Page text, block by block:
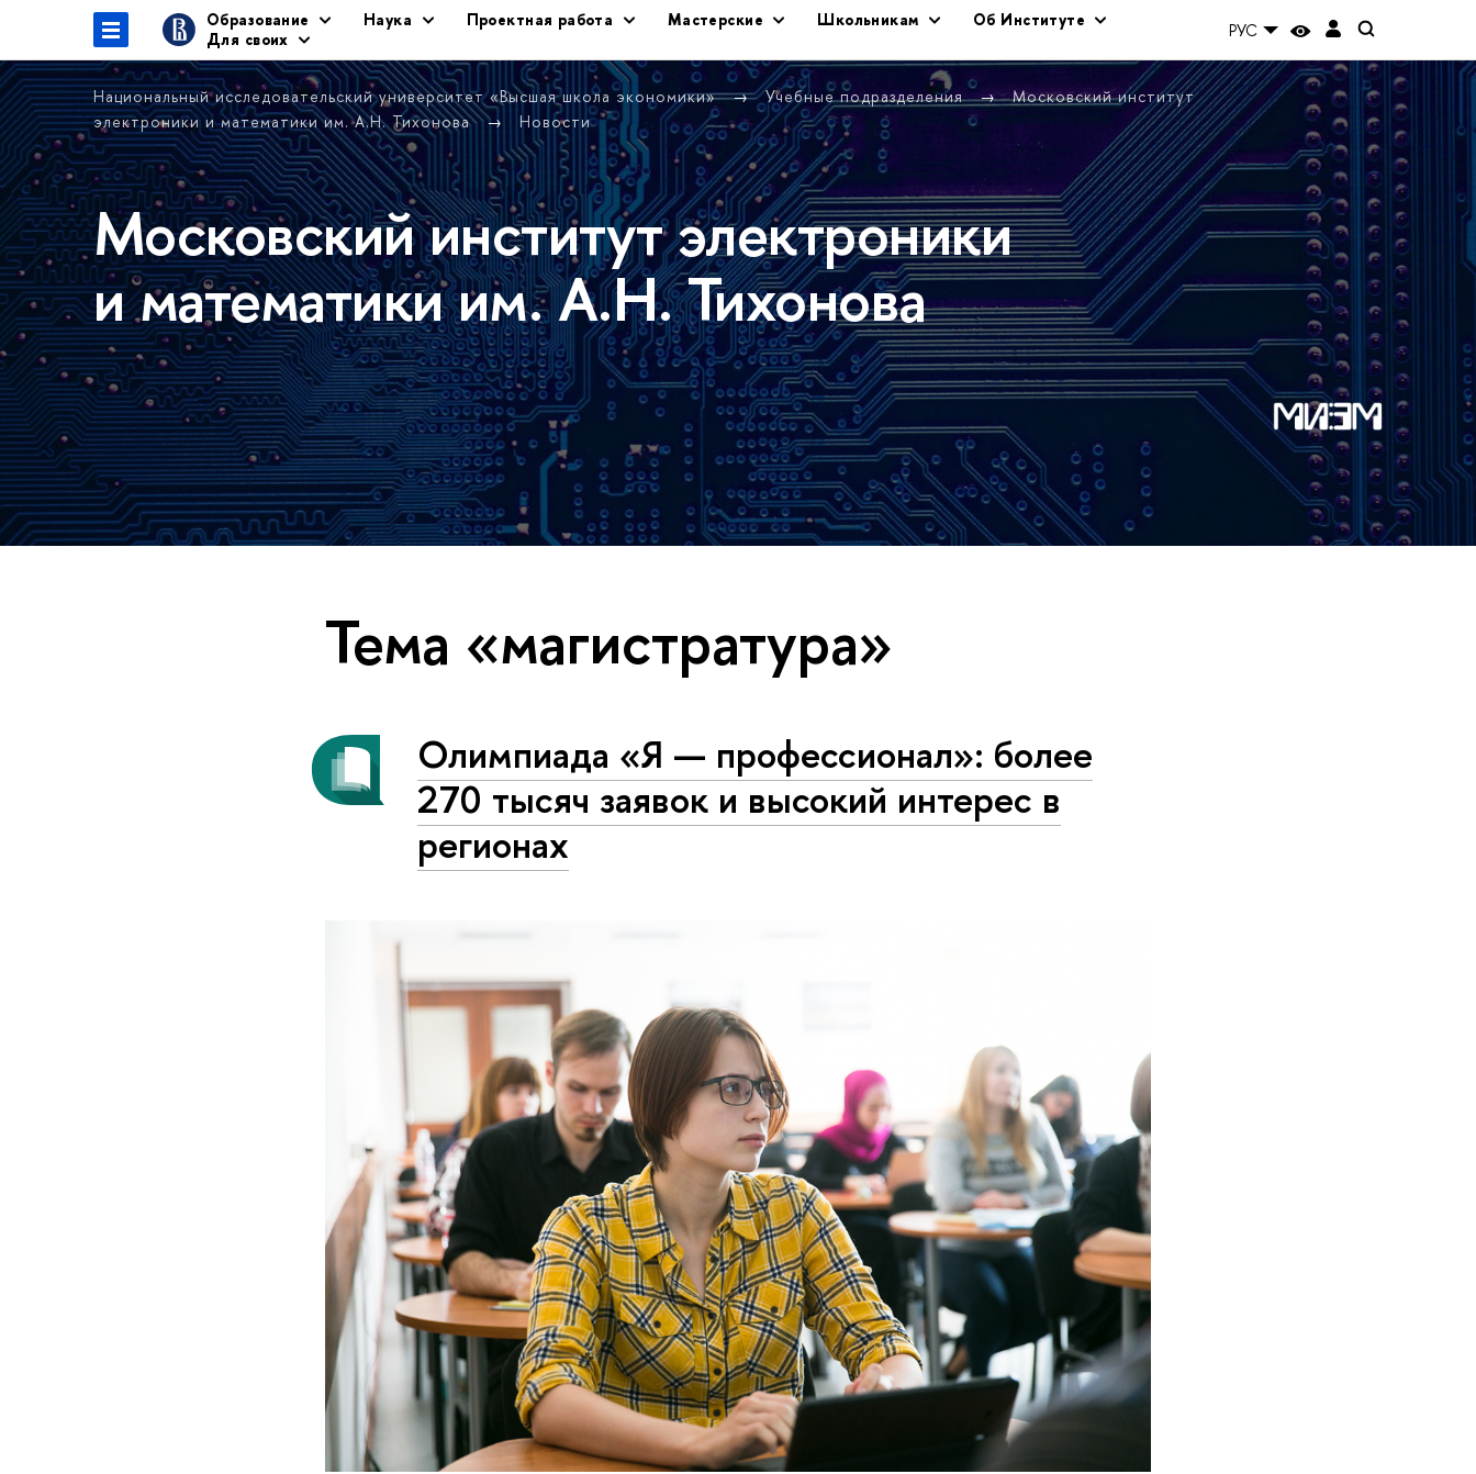
Образование Наука Проектная работа Мастерские Школьникам
Об Институте
Для своих
РУС
Национальный исследовательский университет «Высшая школа экономики» Учебные подразделения
Московский институт
электроники и математики им. А.Н. Тихонова
Новости
Московский институт электроники
и математики им. А.Н. Тихонова
Тема «магистратура»
Олимпиада «Я — профессионал»: более
270 тысяч заявок и высокий интерес в
регионах